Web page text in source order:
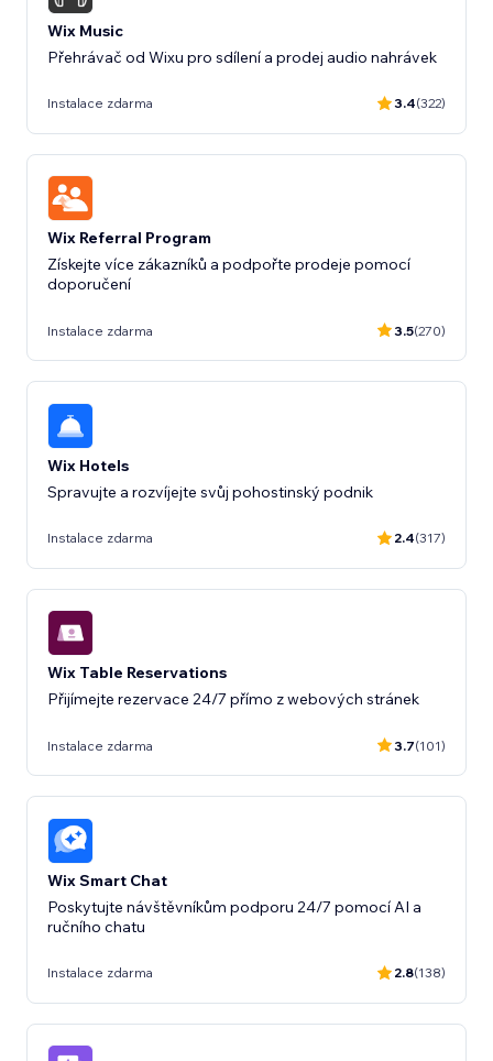
Wix Music
Přehrávač od Wixu pro sdílení a prodej audio nahrávek
Instalace zdarma 3.4(322)
Wix Referral Program
Získejte více zákazníků a podpořte prodeje pomocí
doporučení
Instalace zdarma 3.5(270)
Wix Hotels
Spravujte a rozvíjejte svůj pohostinský podnik
Instalace zdarma 2.4(317)
Wix Table Reservations
Přijímejte rezervace 24/7 přímo z webových stránek
Instalace zdarma 3.7(101)
Wix Smart Chat
Poskytujte návštěvníkům podporu 24/7 pomocí AI a
ručního chatu
Instalace zdarma 2.8(138)